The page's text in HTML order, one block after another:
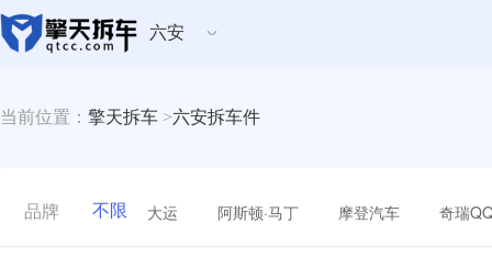
六安
当前位置： 擎天拆车 >六安拆车件
品牌 不限 大运 阿斯顿·马丁 摩登汽车 奇瑞